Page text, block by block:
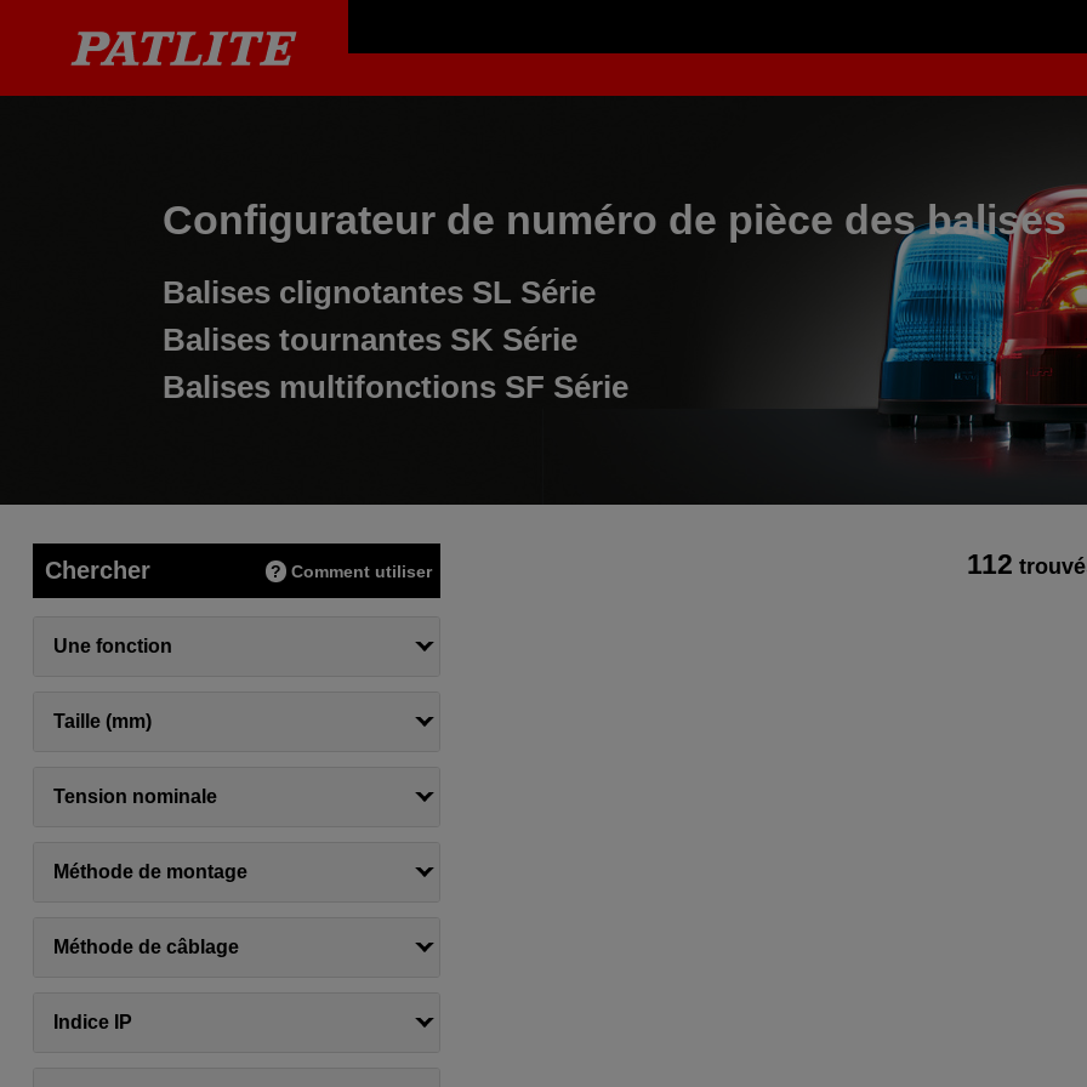
Chercher Comment utiliser
Une fonction
Taille (mm)
Tension nominale
Méthode de montage
Méthode de câblage
Indice IP
Configurateur de numéro de pièce des balises
Balises clignotantes SL Série
Balises tournantes SK Série
Balises multifonctions SF Série
112